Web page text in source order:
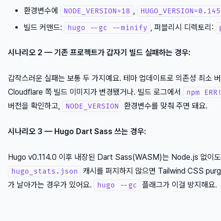
환경변수에 NODE_VERSION=18 ,
빌드 커맨드: hugo --gc --minify , 퍼블리시 디렉토리:
시나리오 2 — 기존 프로젝트가 갑자기 빌드 실패하는 경우:
갑작스러운 실패는 보통 두 가지예요. 테마 업데이트로 의존성 최소
Cloudflare 쪽 빌드 이미지가 변경됐거나. 빌드 로그에서
npm
버전을 확인하고, NODE_VERSION 환경변수를 맞춰 주면 돼요.
시나리오 3 — Hugo Dart Sass 쓰는 경우:
Hugo v0.114.0 이후 내장된 Dart Sass(WASM)는 Node.js 없이도
hugo_stats.json
캐시를 퍼지하지 않으면 Tailwind CSS
가 날아가는 경우가 있어요.
hugo --gc 플래그가 이걸 방지해요.